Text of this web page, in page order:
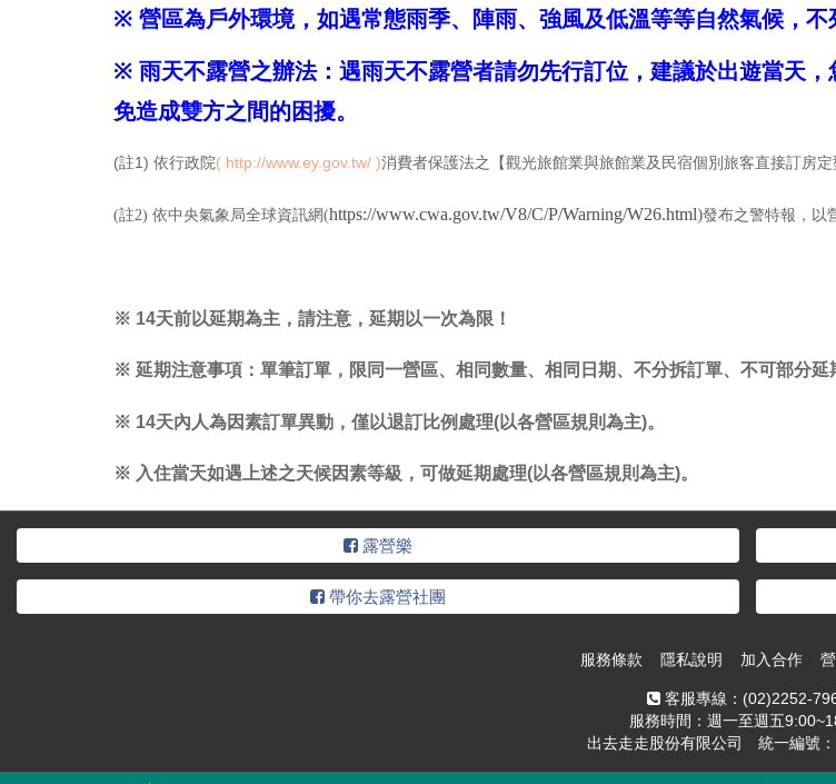
※ 營區為戶外環境，如遇常態雨季、陣雨、強風及低溫等等自然氣候，不
※ 雨天不露營之辦法：遇雨天不露營者請勿先行訂位，建議於出遊當天
免造成雙方之間的困擾。
(註1) 依行政院( http://www.ey.gov.tw/ )消費者保護法之【觀光旅館業與旅館業及民宿個別旅客直接訂房定
(註2) 依中央氣象局全球資訊網(https://www.cwa.gov.tw/V8/C/P/Warning/W26.html)發布之警特報，以
※ 14天前以延期為主，請注意，延期以一次為限！
※ 延期注意事項：單筆訂單，限同一營區、相同數量、相同日期、不分拆訂單、不可部分延
※ 14天內人為因素訂單異動，僅以退訂比例處理(以各營區規則為主)。
※ 入住當天如遇上述之天候因素等級，可做延期處理(以各營區規則為主)。
露營樂
帶你去露營社團
服務條款 隱私說明 加入合作
客服專線： (02)2252-
服務時間：週一至週五
出去走走股份有限公司 統一編號